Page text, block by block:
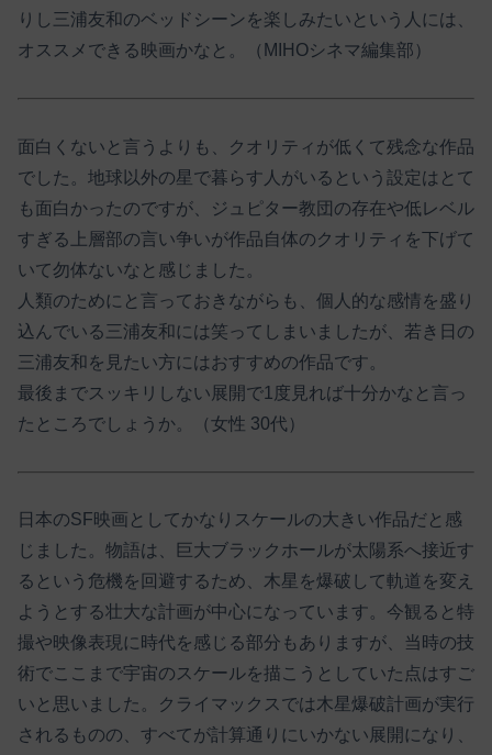
りし三浦友和のベッドシーンを楽しみたいという人には、
オススメできる映画かなと。（MIHOシネマ編集部）
面白くないと言うよりも、クオリティが低くて残念な作品
でした。地球以外の星で暮らす人がいるという設定はとて
も面白かったのですが、ジュピター教団の存在や低レベル
すぎる上層部の言い争いが作品自体のクオリティを下げて
いて勿体ないなと感じました。
人類のためにと言っておきながらも、個人的な感情を盛り
込んでいる三浦友和には笑ってしまいましたが、若き日の
三浦友和を見たい方にはおすすめの作品です。
最後までスッキリしない展開で1度見れば十分かなと言っ
たところでしょうか。（女性 30代）
日本のSF映画としてかなりスケールの大きい作品だと感
じました。物語は、巨大ブラックホールが太陽系へ接近す
るという危機を回避するため、木星を爆破して軌道を変え
ようとする壮大な計画が中心になっています。今観ると特
撮や映像表現に時代を感じる部分もありますが、当時の技
術でここまで宇宙のスケールを描こうとしていた点はすご
いと思いました。クライマックスでは木星爆破計画が実行
されるものの、すべてが計算通りにいかない展開になり、